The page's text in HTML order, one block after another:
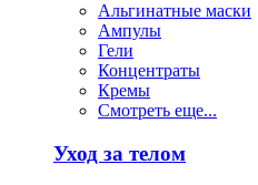
Альгинатные маски
Ампулы
Гели
Концентраты
Кремы
Смотреть еще...
Уход за телом